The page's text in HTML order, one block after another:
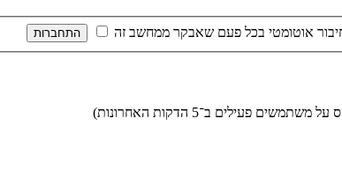
אוטומטי בכל פעם שאבקר ממחשב זה